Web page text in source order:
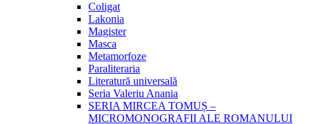
Coligat
Lakonia
Magister
Masca
Metamorfoze
Paraliteraria
Literatură universală
Seria Valeriu Anania
SERIA MIRCEA TOMUȘ –
MICROMONOGRAFII ALE ROMANULUI